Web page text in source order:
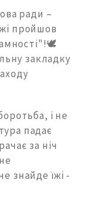
ради –
пройшов
закладку
і не
падає
за ніч
знайде їжі -